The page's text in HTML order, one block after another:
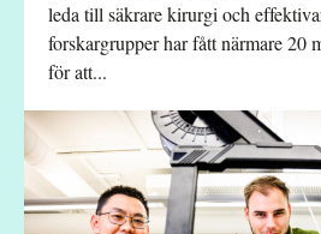
leda till säkrare kirurgi och
forskargrupper har fått närmare 20
för att...